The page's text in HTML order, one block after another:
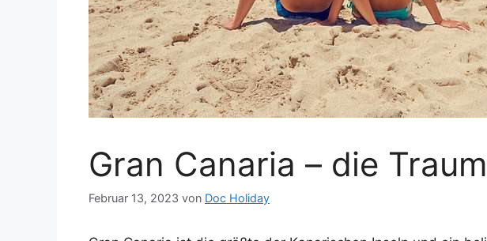
Gran Canaria – die
Februar 13, 2023 von Doc Holiday